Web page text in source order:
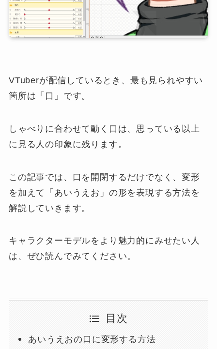
VTuberが配信しているとき、最も見られやすい
箇所は「口」です。
しゃべりに合わせて動く口は、思っている以上
に見る人の印象に残ります。
この記事では、口を開閉するだけでなく、変形
を加えて「あいうえお」の形を表現する方法を
解説していきます。
キャラクターモデルをより魅力的にみせたい人
は、ぜひ読んでみてください。
目次
あいうえおの口に変形する方法